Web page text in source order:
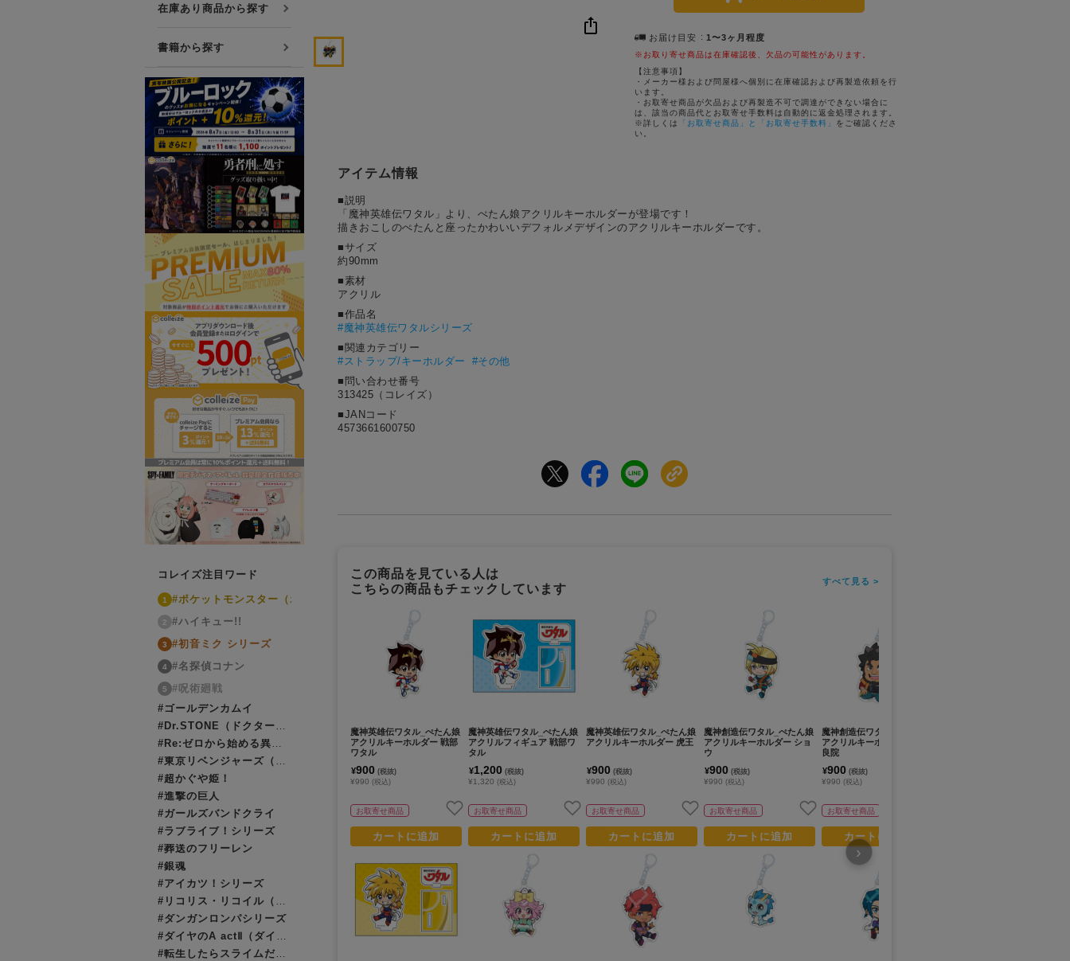
在庫あり商品から探す
書籍から探す
コレイズ注目ワード
1 #ポケットモンスター（ポケモン）
2 #ハイキュー!!
3 #初音ミク シリーズ
4 #名探偵コナン
5
#呪術廻戦
#ゴールデンカムイ
#Dr.STONE（ドクターストーン）
#Re:ゼロから始める異世界生活（リゼロ）
#東京リベンジャーズ（東リベ）
#超かぐや姫！
#進撃の巨人
#ガールズバンドクライ
#ラブライブ！シリーズ
#葬送のフリーレン
#銀魂
#アイカツ！シリーズ
#リコリス・リコイル（リコリコ）
#ダンガンロンパシリーズ
#ダイヤのA actⅡ（ダイヤのエース）
#転生したらスライムだった件（転スラ）
お届け目安 1〜3ヶ月程度
※お取り寄せ商品は在庫確認後、欠品の可能性があります。
【注意事項】
・メーカー様および問屋様へ個別に在庫確認および再製造依頼を行
います。
・お取寄せ商品が欠品および再製造不可で調達ができない場合に
は、該当の商品代とお取寄せ手数料は自動的に返金処理されます。
※詳しくは
「お取寄せ商品」と「お取寄せ手数料」
をご確認くださ
い。
アイテム情報
■説明
「魔神英雄伝ワタル」より、ぺたん娘アクリルキーホルダーが登場です！
描きおこしのぺたんと座ったかわいいデフォルメデザインのアクリルキーホルダーです。
■サイズ
約90mm
■素材
アクリル
■作品名
#魔神英雄伝ワタルシリーズ
■関連カテゴリー
#ストラップ/キーホルダー
#その他
■問い合わせ番号
313425（コレイズ）
■JANコード
4573661600750
この商品を見ている人は
こちらの商品もチェックしています
すべて見る >
魔神英雄伝ワタル_ぺたん娘
アクリルキーホルダー 戦部
ワタル
¥900 (税抜)
¥990(税込)
お取寄せ商品
カートに追加
魔神英雄伝ワタル_ぺたん娘
アクリルフィギュア 戦部ワ
タル
¥1,200 (税抜)
¥1,320(税込)
お取寄せ商品
カートに追加
魔神英雄伝ワタル_ぺたん娘
アクリルキーホルダー 虎王
¥900 (税抜)
¥990 (税込)
お取寄せ商品
カートに追加
魔神創造伝ワタル_ぺたん娘
アクリルキーホルダー ショ
ウ
¥900 (税抜)
¥990 (税込)
お取寄せ商品
カートに追加
魔神創造伝ワタル_ぺたん娘
アクリルキーホルダー 御富
良院
¥900 (税抜)
¥990 (税込)
お取寄せ商品
カートに追加
›